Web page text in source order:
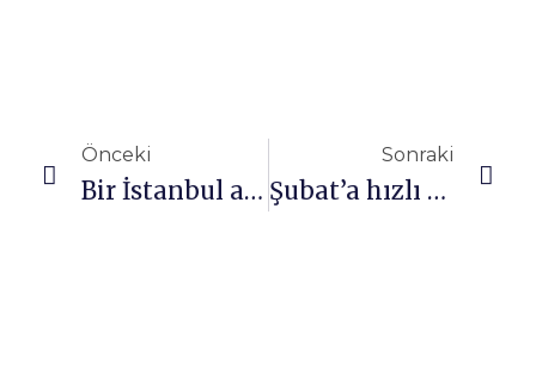
Önceki
Bir İstanbul anlatıcısı Mario Levi
Sonraki
Şubat’a hızlı bir başlangıç